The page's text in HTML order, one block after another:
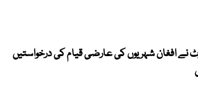
نے افغان شہریوں کی عارضی قیام کی درخواستیں